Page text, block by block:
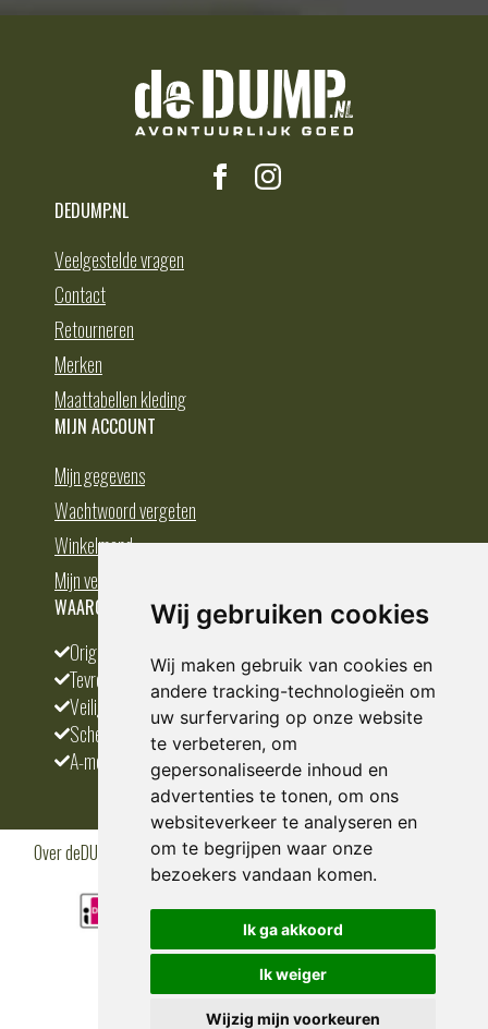
Wij gebruiken cookies
Wij maken gebruik van cookies en
andere tracking-technologieën om
uw surfervaring op onze website
te verbeteren, om
gepersonaliseerde inhoud en
advertenties te tonen, om ons
websiteverkeer te analyseren en
om te begrijpen waar onze
bezoekers vandaan komen.
Ik ga akkoord
Ik weiger
Wijzig mijn voorkeuren
DEDUMP.NL
Veelgestelde vragen
Contact
Retourneren
Merken
Maattabellen kleding
MIJN ACCOUNT
Mijn gegevens
Wachtwoord vergeten
Winkelmand
Mijn verlanglijst
WAAROM BESTELLEN BIJ DEDUMP.NL
Origineel en divers
Tevreden klanten
Veilig betalen
Scherpste prijs
A-merken
Over deDUMP.nl Algemene voorwaardenPrivacy PolicyKlantenservice
CookiesBlogs